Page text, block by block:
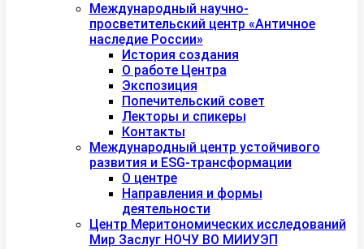
Международный научно-
просветительский центр «Античное
наследие России»
История создания
О работе Центра
Экспозиция
Попечительский совет
Лекторы и спикеры
Контакты
Международный центр устойчивого
развития и ESG-трансформации
О центре
Направления и формы
деятельности
Центр Меритономических исследований
Мир Заслуг НОЧУ ВО МИИУЭП